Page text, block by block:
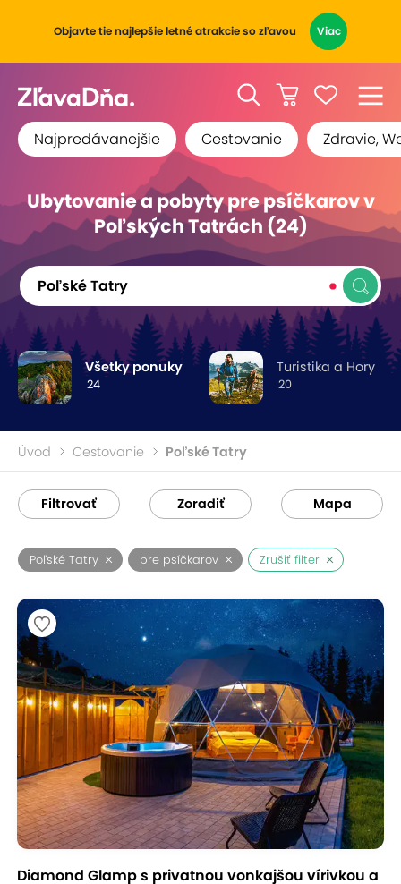
Objavte tie najlepšie letné atrakcie so zľavou Viac
Najpredávanejšie Cestovanie Zdravie,
Ubytovanie a pobyty pre psíčkarov v
Poľských Tatrách (24)
Poľské Tatry
24
Všetky ponuky
20
Turistika a Hory
Úvod Cestovanie Poľské Tatry
Filtrovať Zoradiť Mapa
Poľské Tatry pre psíčkarov Zrušiť filter
Diamond Glamp s privatnou vonkajšou vírivkou a